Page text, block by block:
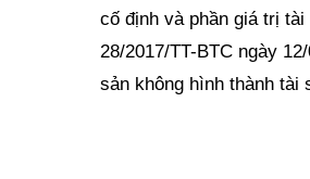
cố định và phần giá trị
28/2017/TT-BTC ngày
sản không hình thành tài